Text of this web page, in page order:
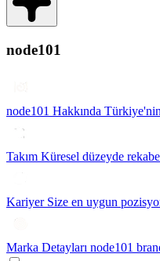
node101
node101 Hakkında
Takım Küresel düzeyde
Kariyer Size en uygun
Marka Detayları node101